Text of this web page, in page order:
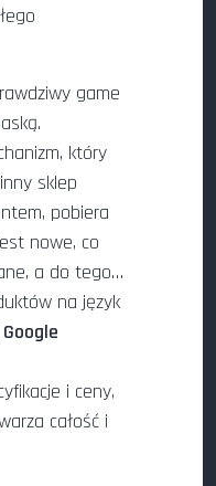
game
który
sklep
pobiera
nowe, co
a do tego…
na język
i ceny,
całość i